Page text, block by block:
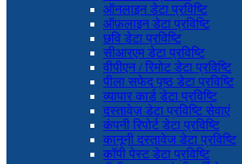
ऑनलाइन डेटा प्रविष्टि
ऑफ़लाइन डेटा प्रविष्टि
छवि डेटा प्रविष्टि
सीआरएम डेटा प्रविष्टि
वीपीएन / रिमोट डेटा प्रविष्टि
पीला सफेद पृष्ठ डेटा प्रविष्टि
व्यापार कार्ड डेटा प्रविष्टि
दस्तावेज़ डेटा प्रविष्टि सेवाएं
कंपनी रिपोर्ट डेटा प्रविष्टि
कानूनी दस्तावेज डेटा प्रविष्टि
कॉपी पेस्ट डेटा प्रविष्टि